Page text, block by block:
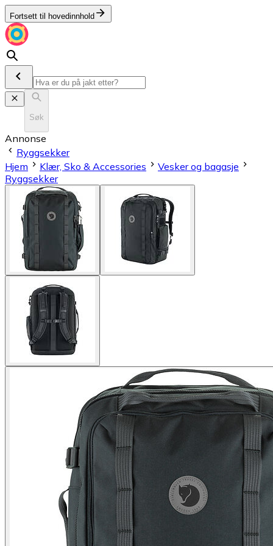
Fortsett til hovedinnhold
Søk
Annonse
Ryggsekker
Hjem
Klær, Sko & Accessories
Vesker og bagasje
Ryggsekker